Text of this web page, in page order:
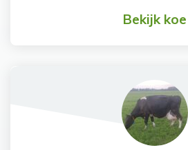
Bekijk koe